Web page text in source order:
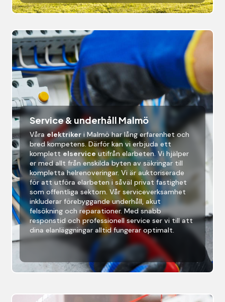
Service & underhåll Malmö
Våra elektriker i Malmöhar lång erfarenhet och
bred kompetens. Därför kan vi erbjuda ett
komplett elservice utifrån elarbeten. Vi hjälper
er med allt från enskilda byten av säkringar till
kompletta helrenoveringar. Vi är auktoriserade
för att utföra elarbeten i såväl privat fastighet
som offentliga sektorn. Vår serviceverksamhet
inkluderar förebyggande underhåll, akut
felsökning och reparationer. Med snabb
responstid och professionell service ser vi till att
dina elanläggningar alltid fungerar optimalt.